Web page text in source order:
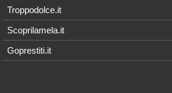
Troppodolce.it
Scoprilamela.it
Goprestiti.it